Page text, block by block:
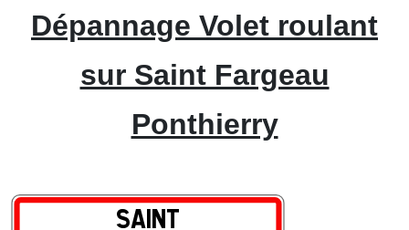
Dépannage Volet roulant
sur Saint Fargeau
Ponthierry